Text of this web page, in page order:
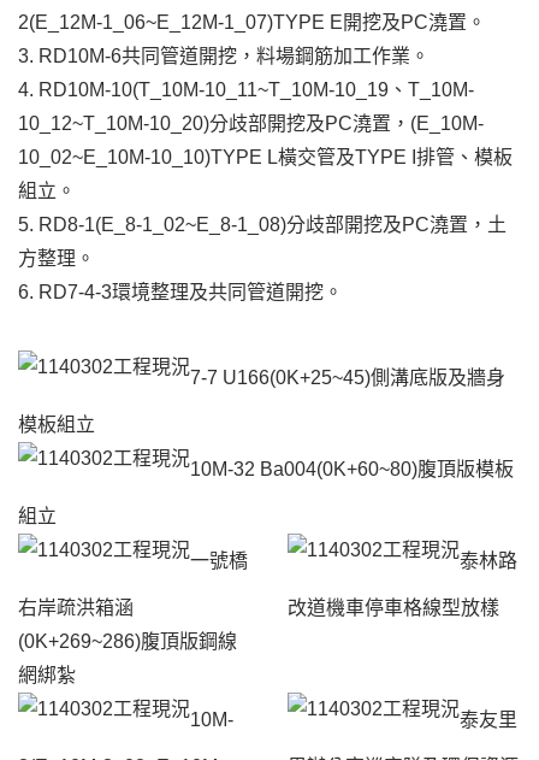
2(E_12M-1_06~E_12M-1_07)TYPE E開挖及PC澆置。
3. RD10M-6共同管道開挖，料場鋼筋加工作業。
4. RD10M-10(T_10M-10_11~T_10M-10_19、T_10M-
10_12~T_10M-10_20)分歧部開挖及PC澆置，(E_10M-
10_02~E_10M-10_10)TYPE L橫交管及TYPE I排管、模板
組立。
5. RD8-1(E_8-1_02~E_8-1_08)分歧部開挖及PC澆置，土
方整理。
6. RD7-4-3環境整理及共同管道開挖。
7-7 U166(0K+25~45)側溝底版及牆身
模板組立
10M-32 Ba004(0K+60~80)腹頂版模板
組立
一號橋
右岸疏洪箱涵
(0K+269~286)腹頂版鋼線
網綁紮
泰林路
改道機車停車格線型放樣
10M- 泰友里